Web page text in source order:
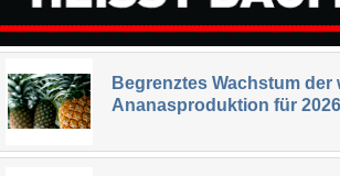
Begrenztes Wachstum der
Ananasproduktion für